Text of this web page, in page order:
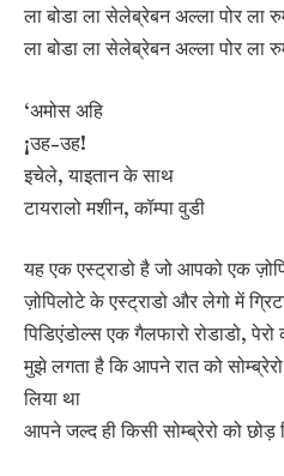
ला बोडा ला सेलेब्रेबन अल्ला पोर ला
ला बोडा ला सेलेब्रेबन अल्ला पोर ला
‘अमोस अहि
¡उह-उह!
इचेले, याइतान के साथ
टायरालो मशीन, कॉम्पा वुडी
यह एक एस्ट्राडो है जो आपको एक
ज़ोपिलोटे के एस्ट्राडो और लेगो में
पिडिएंडोल्स एक गैलफारो रोडाडो, पेरो
मुझे लगता है कि आपने रात को
लिया था
आपने जल्द ही किसी सोम्ब्रेरो को